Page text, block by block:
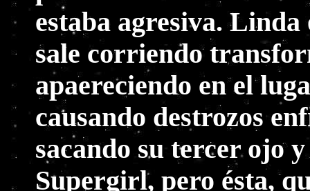
estaba agresiva.
sale corriendo
apaereciendo en el
causando destrozos
sacando su tercer ojo
Supergirl, pero ésta,